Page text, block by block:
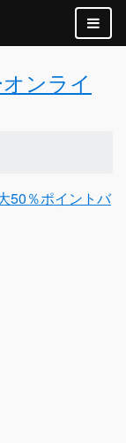
ンライ
50％ポイントバ